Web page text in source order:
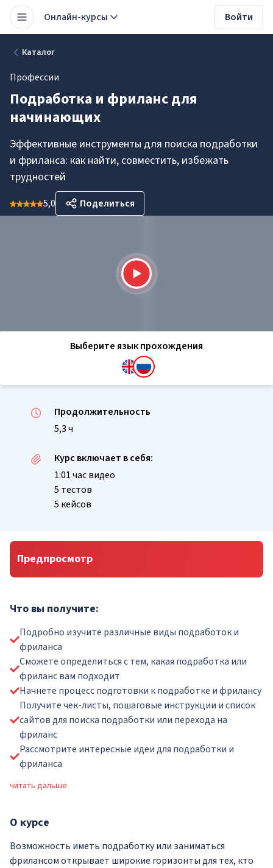
Онлайн-курсы Войти
Каталог
Профессии
Подработка и фриланс для
начинающих
Эффективные инструменты для поиска подработки
и фриланса: как найти, совместить, избежать
трудностей
5,0 Поделиться
Выберите язык прохождения
Продолжительность
5,3 ч
Курс включает в себя:
1:01 час видео
5 тестов
5 кейсов
Предпросмотр
Что вы получите:
Подробно изучите различные виды подработок и
фриланса
Сможете определиться с тем, какая подработка или
фриланс вам подходит
Начнете процесс подготовки к подработке и фрилансу
Получите чек-листы, пошаговые инструкции и список
сайтов для поиска подработки или перехода на
фриланс
Рассмотрите интересные идеи для подработки и
фриланса
читать дальше
О курсе
Возможность иметь подработку или заниматься
фрилансом открывает широкие горизонты для тех, кто